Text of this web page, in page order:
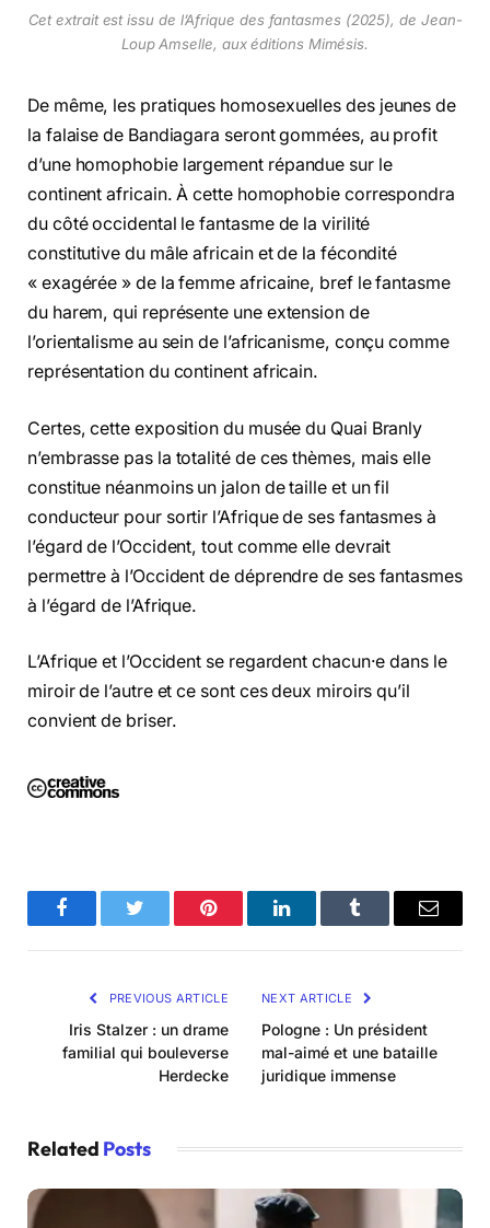
Cet extrait est issu de l’Afrique des fantasmes(2025), de Jean-
Loup Amselle, aux éditions Mimésis.
De même, les pratiques homosexuelles des jeunes de
la falaise de Bandiagara seront gommées, au profit
d’une homophobie largement répandue sur le
continent africain. À cette homophobie correspondra
du côté occidental le fantasme de la virilité
constitutive du mâle africain et de la fécondité
« exagérée » de la femme africaine, bref le fantasme
du harem, qui représente une extension de
l’orientalisme au sein de l’africanisme, conçu comme
représentation du continent africain.
Certes, cette exposition du musée du Quai Branly
n’embrasse pas la totalité de ces thèmes, mais elle
constitue néanmoins un jalon de taille et un fil
conducteur pour sortir l’Afrique de ses fantasmes à
l’égard de l’Occident, tout comme elle devrait
permettre à l’Occident de déprendre de ses fantasmes
à l’égard de l’Afrique.
L’Afrique et l’Occident se regardent chacun·e dans le
miroir de l’autre et ce sont ces deux miroirs qu’il
convient de briser.
FacebookTwitter Pinterest LinkedInTumblr Email
PREVIOUS ARTICLE
Iris Stalzer : un drame
familial qui bouleverse
Herdecke
NEXT ARTICLE
Pologne : Un président
mal-aimé et une bataille
juridique immense
Related Posts